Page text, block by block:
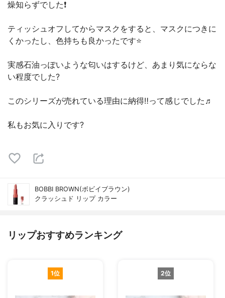
燥知らずでした❗️
ティッシュオフしてからマスクをすると、マスクにつきに
くかったし、色持ちも良かったです⭐️
実感石油っぽいような匂いはするけど、あまり気にならな
い程度でした?
このシリーズが売れている理由に納得‼️って感じでした♬
私もお気に入りです?
BOBBI BROWN(ボビイブラウン)
クラッシュド リップ カラー
リップおすすめランキング
1位 2位